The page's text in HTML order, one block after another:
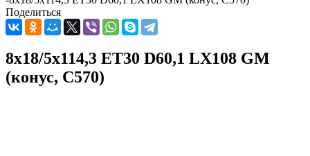
Поделиться
8x18/5x114,3 ET30 D60,1 LX108 GM
(конус, C570)